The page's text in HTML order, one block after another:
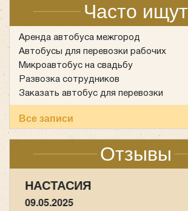
Часто ищут
Аренда автобуса межгород
Автобусы для перевозки рабочих
Микроавтобус на свадьбу
Развозка сотрудников
Заказать автобус для перевозки
Все записи
Отзывы
НАСТАСИЯ
09.05.2025